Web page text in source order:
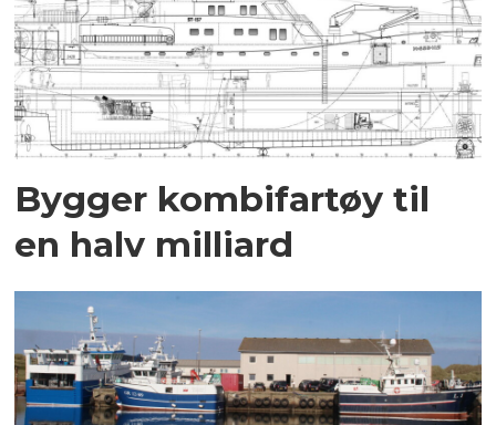
Bygger kombifartøy til
en halv milliard